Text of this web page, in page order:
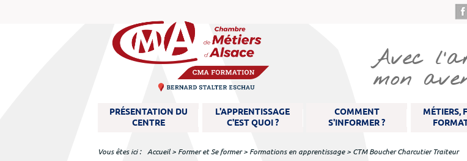
Avec
mon
u
PRÉSENTATION DU
CENTRE
L'APPRENTISSAGE
C'EST QUOI ?
COMMENT
S'INFORMER ?
MÉTIERS,
Vous êtes ici Accueil> Former et Se former> Formations en apprentissage> CTM Boucher Charcutier Traiteur